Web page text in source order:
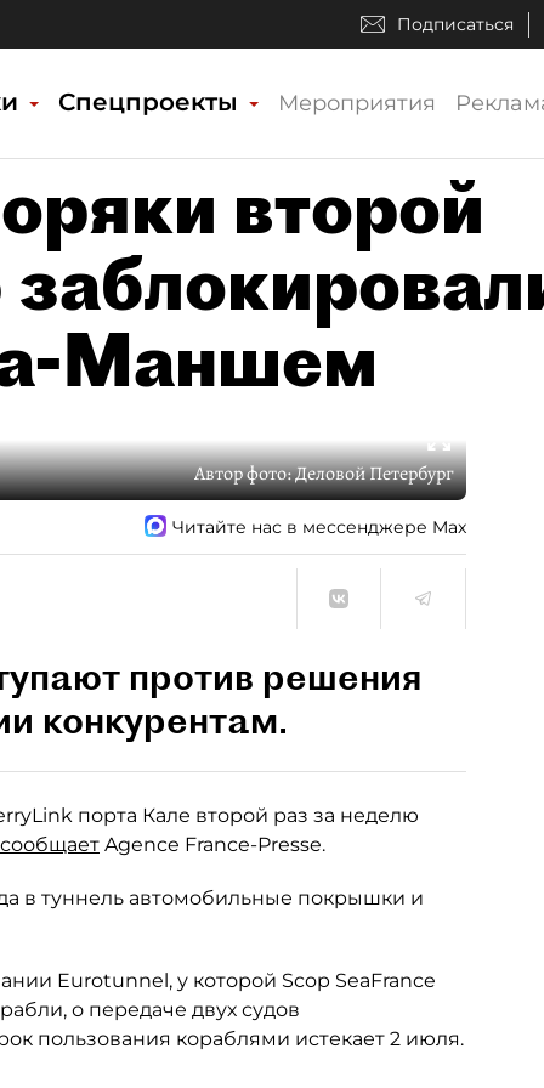
Подписаться
Спецпроекты Мероприятия
второй
Маншем
Автор фото:Деловой Петербург
Читайте нас в мессенджере Max
против решения
конкурентам.
порта Кале второй раз за неделю
сообщает Agence France-Presse.
в туннель автомобильные покрышки и
Eurotunnel, у которой Scop SeaFrance
о передаче двух судов
пользования кораблями истекает 2 июля.